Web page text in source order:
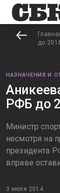
до
НАЗНАЧЕНИЯ И
РФБ до
Министр
несмотря на
президента
вправе
3 июля 2014